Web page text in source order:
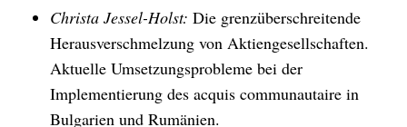
Christa Jessel-Holst: Die grenzüberschreitende
Herausverschmelzung von Aktiengesellschaften.
Aktuelle Umsetzungsprobleme bei der
Implementierung des acquis communautaire in
Bulgarien und Rumänien.